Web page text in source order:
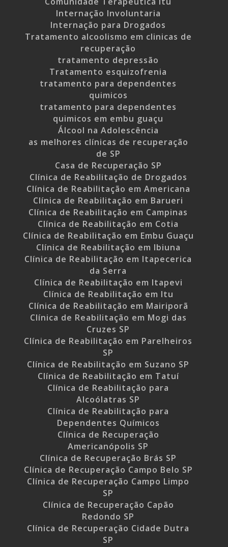
Internação Involuntaria
Internação para Drogados
Tratamento alcoolismo em clinicas de
recuperação
tratamento depressão
Tratamento esquizofrenia
tratamento para dependentes
quimicos
tratamento para dependentes
quimicos em embu guaçu
Álcool na Adolescência
as melhores clínicas de recuperação
de SP
Casa de Recuperação SP
Clínica de Reabilitação de Drogados
Clínica de Reabilitação em Americana
Clínica de Reabilitação em Barueri
Clínica de Reabilitação em Campinas
Clínica de Reabilitação em Cotia
Clínica de Reabilitação em Embu Guaçu
Clínica de Reabilitação em Ibiuna
Clínica de Reabilitação em Itapecerica
da Serra
Clínica de Reabilitação em Itapevi
Clínica de Reabilitação em Itu
Clínica de Reabilitação em Mairiporã
Clínica de Reabilitação em Mogi das
Cruzes SP
Clínica de Reabilitação em Parelheiros
SP
Clínica de Reabilitação em Suzano SP
Clínica de Reabilitação em Tatuí
Clínica de Reabilitação para
Alcoólatras SP
Clínica de Reabilitação para
Dependentes Químicos
Clínica de Recuperação
Americanópolis SP
Clínica de Recuperação Brás SP
Clínica de Recuperação Campo Belo SP
Clínica de Recuperação Campo Limpo
SP
Clínica de Recuperação Capão
Redondo SP
Clínica de Recuperação Cidade Dutra
SP